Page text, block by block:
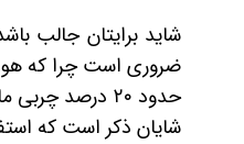
شاید برایتان جالب
ضروری است چرا که
شایان ذکر است که